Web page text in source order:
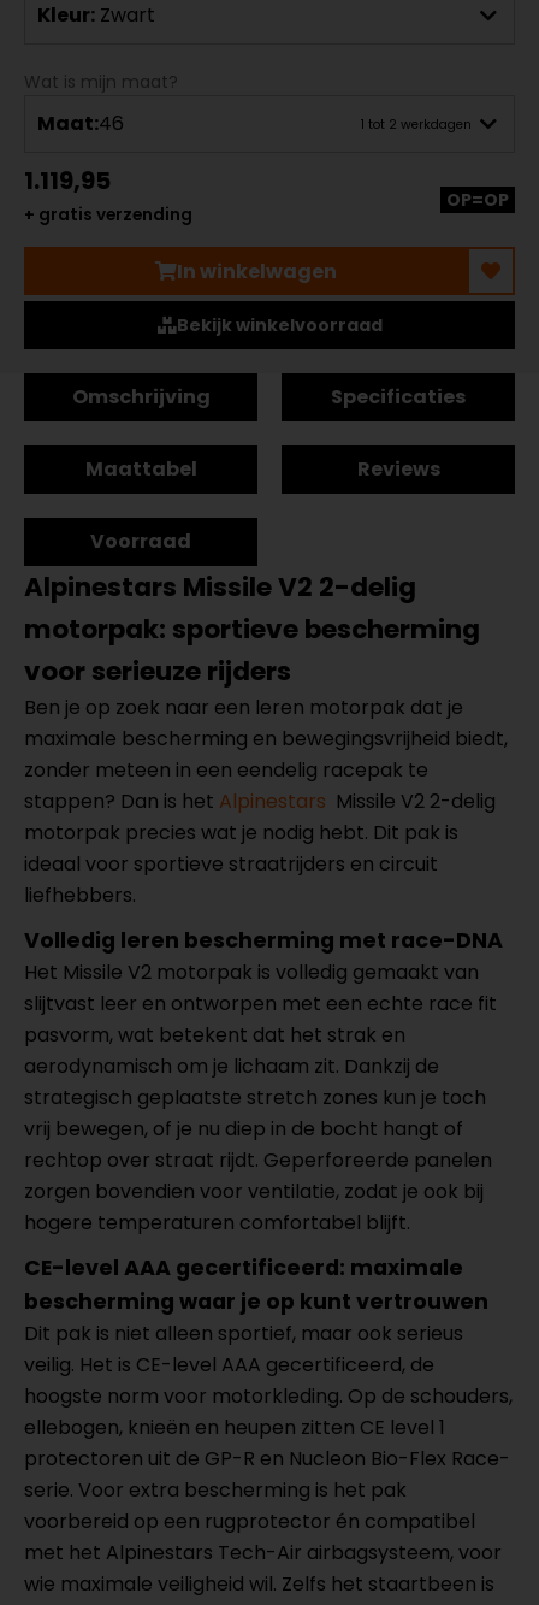
Kleur: Zwart
Wat is mijn maat?
Maat:46 1 tot 2 werkdagen
1.119,95
+ gratis verzending
OP=OP
In winkelwagen
Bekijk winkelvoorraad
Omschrijving Specificaties
Maattabel Reviews
Voorraad
Alpinestars Missile V2 2-delig
motorpak: sportieve bescherming
voor serieuze rijders
Ben je op zoek naar een leren motorpak dat je
maximale bescherming en bewegingsvrijheid biedt,
zonder meteen in een eendelig racepak te
stappen? Dan is het Alpinestars Missile V2 2-delig
motorpak precies wat je nodig hebt. Dit pak is
ideaal voor sportieve straatrijders en circuit
liefhebbers.
Volledig leren bescherming met race-DNA
Het Missile V2 motorpak is volledig gemaakt van
slijtvast leer en ontworpen met een echte race fit
pasvorm, wat betekent dat het strak en
aerodynamisch om je lichaam zit. Dankzij de
strategisch geplaatste stretch zones kun je toch
vrij bewegen, of je nu diep in de bocht hangt of
rechtop over straat rijdt. Geperforeerde panelen
zorgen bovendien voor ventilatie, zodat je ook bij
hogere temperaturen comfortabel blijft.
CE-level AAA gecertificeerd: maximale
bescherming waar je op kunt vertrouwen
Dit pak is niet alleen sportief, maar ook serieus
veilig. Het is CE-level AAA gecertificeerd, de
hoogste norm voor motorkleding. Op de schouders,
ellebogen, knieën en heupen zitten CE level 1
protectoren uit de GP-R en Nucleon Bio-Flex Race-
serie. Voor extra bescherming is het pak
voorbereid op een rugprotector én compatibel
met het Alpinestars Tech-Air airbagsysteem, voor
wie maximale veiligheid wil. Zelfs het staartbeen is